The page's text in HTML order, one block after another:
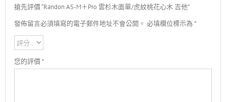
搶先評價 “Randon AS-M＋Pro 雲杉木面單/虎紋桃花心木 吉他”
發佈留言必須填寫的電子郵件地址不會公開。 必填欄位標示為*
您的評價*